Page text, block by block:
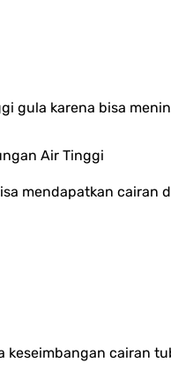
gula karena bisa
Air Tinggi
mendapatkan cairan
keseimbangan cairan